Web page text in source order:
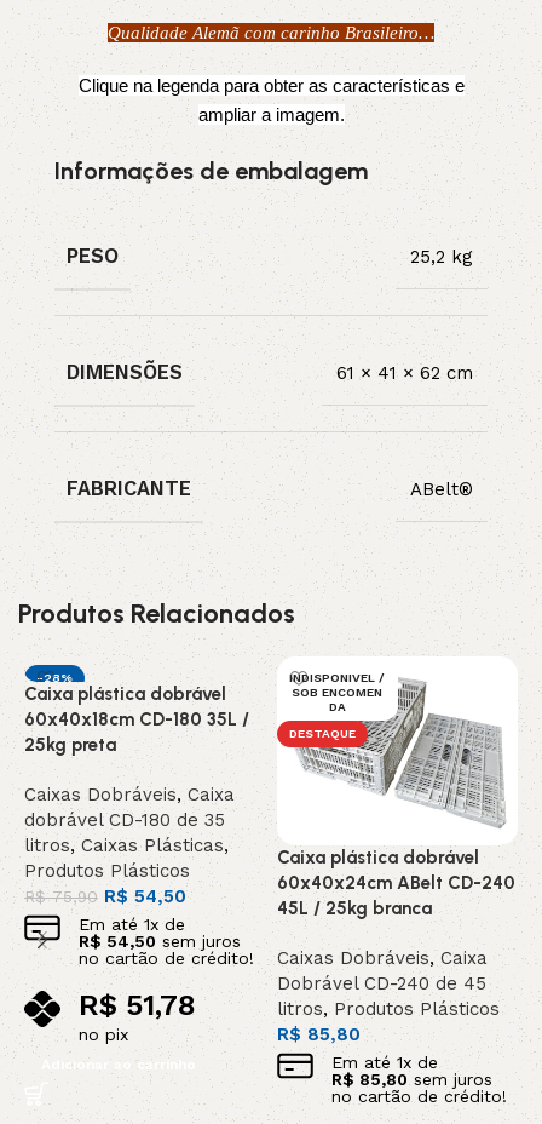
Qualidade Alemã com carinho Brasileiro…
Clique na legenda para obter as características e
ampliar a imagem.
Informações de embalagem
PESO 25,2 kg
DIMENSÕES 61 × 41 × 62 cm
FABRICANTE ABelt®
Produtos Relacionados
-28%
DESTAQUE
Caixa plástica dobrável
60x40x18cm CD-180 35L /
25kg preta
Caixas Dobráveis, Caixa
dobrável CD-180 de 35
litros,Caixas Plásticas,
Produtos Plásticos
R$75,90 R$ 54,50
Em até1x de
R$ 54,50 sem juros
no cartão de crédito!
R$51,78
no pix
Adicionar ao carrinho
INDISPONIVEL /
SOB ENCOMEN
DA
DESTAQUE
Caixa plástica dobrável
60x40x24cm ABelt CD-240
45L / 25kg branca
Caixas Dobráveis,Caixa
Dobrável CD-240 de 45
litros, Produtos Plásticos
R$ 85,80
Em até 1x de
R$ 85,80 sem juros
no cartão de crédito!